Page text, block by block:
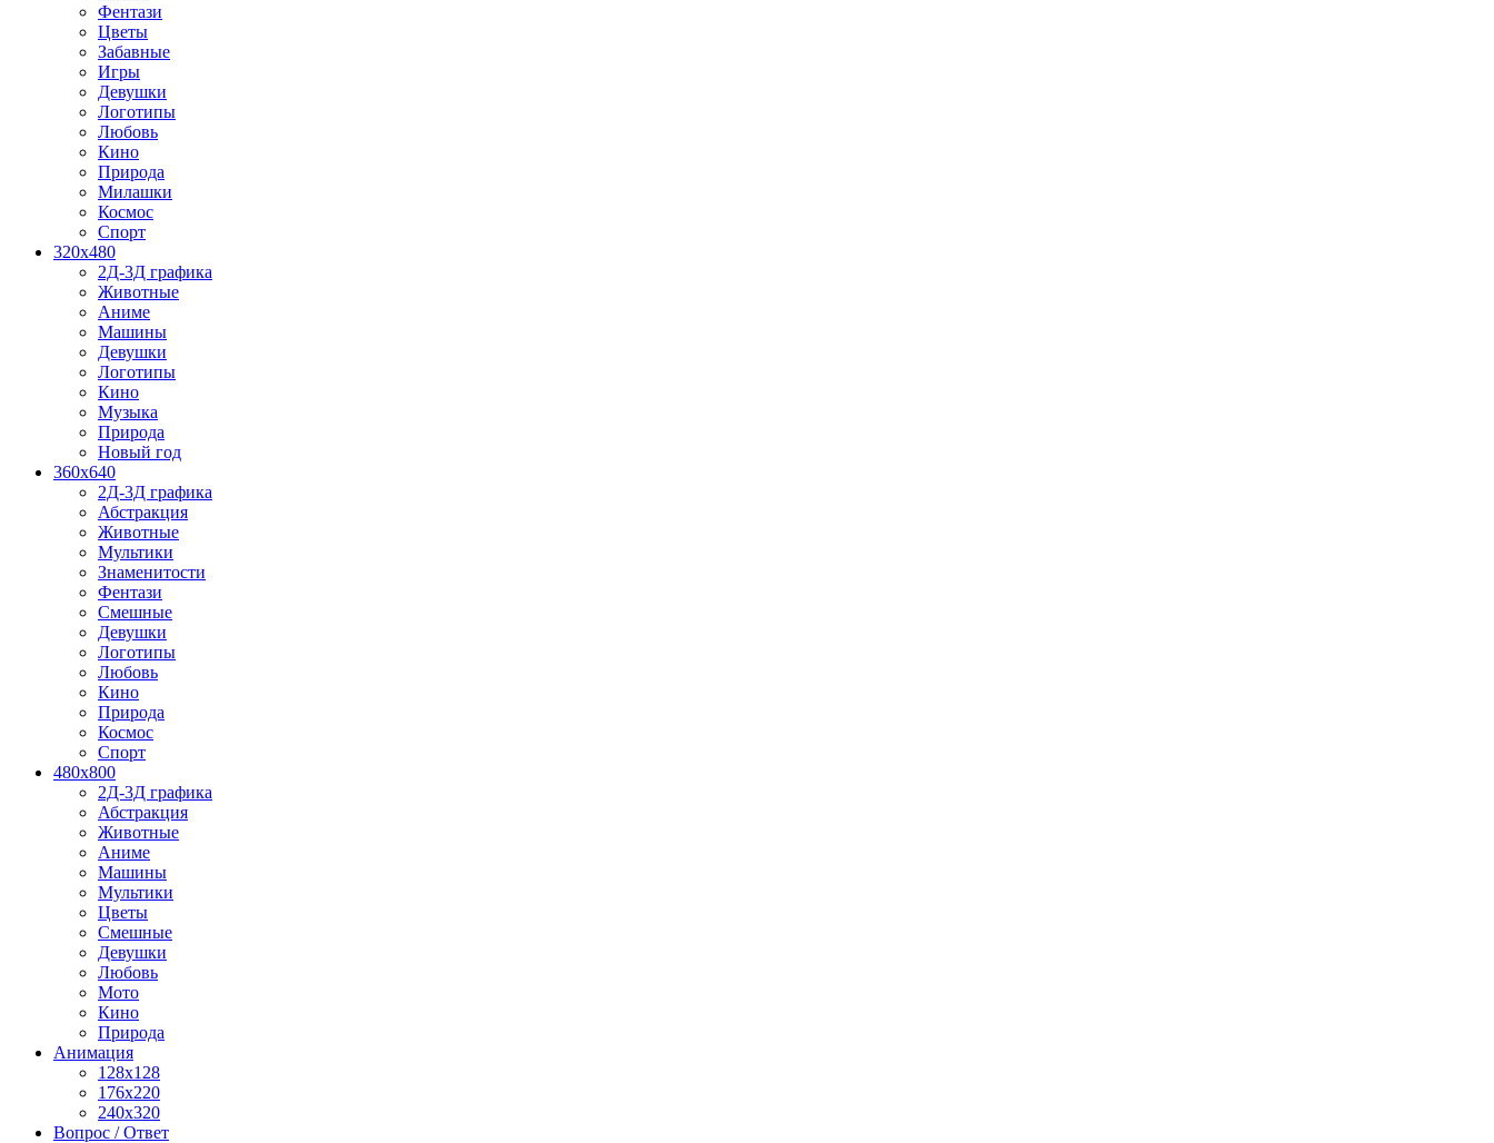
Фентази
Цветы
Забавные
Игры
Девушки
Логотипы
Любовь
Кино
Природа
Милашки
Космос
Спорт
320x480
2Д-3Д графика
Животные
Аниме
Машины
Девушки
Логотипы
Кино
Музыка
Природа
Новый год
360x640
2Д-3Д графика
Абстракция
Животные
Мультики
Знаменитости
Фентази
Смешные
Девушки
Логотипы
Любовь
Кино
Природа
Космос
Спорт
480x800
2Д-3Д графика
Абстракция
Животные
Аниме
Машины
Мультики
Цветы
Смешные
Девушки
Любовь
Мото
Кино
Природа
Анимация
128x128
176x220
240x320
Вопрос / Ответ